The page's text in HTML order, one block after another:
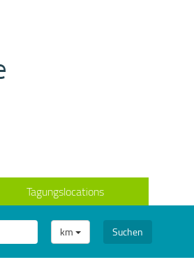
Tagungslocations
km Suchen